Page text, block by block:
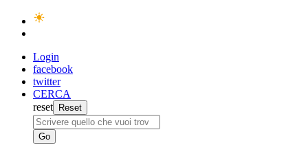
Login
facebook
twitter
CERCA
reset